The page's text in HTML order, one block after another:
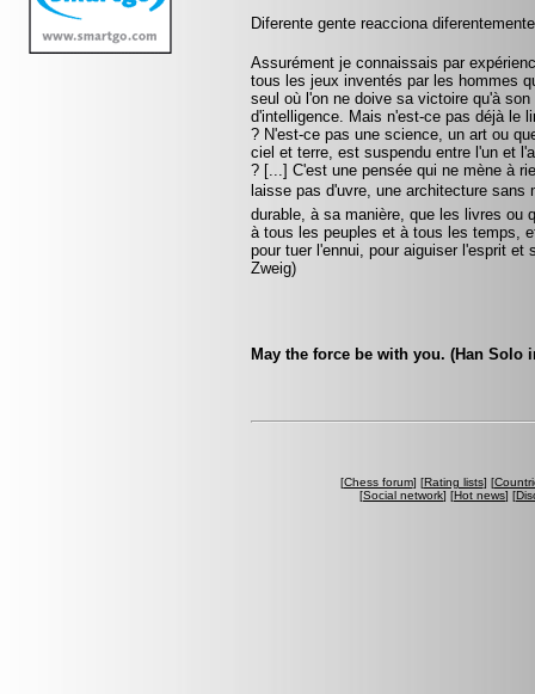
Diferente gente reacciona
Assurément je connaissais par
tous les jeux inventés par les hommes
seul où l'on ne doive sa victoire qu'à
d'intelligence. Mais n'est-ce pas déjà le
? N'est-ce pas une science, un art ou
ciel et terre, est suspendu entre l'un et
? [...] C'est une pensée qui ne mène à
laisse pas d'uvre, une architecture
durable, à sa manière, que les livres ou
à tous les peuples et à tous les temps,
pour tuer l'ennui, pour aiguiser l'esprit
Zweig)
May the force be with you. (Han Solo
[Chess forum] [Rating lists] [
[Social network] [Hot news] [